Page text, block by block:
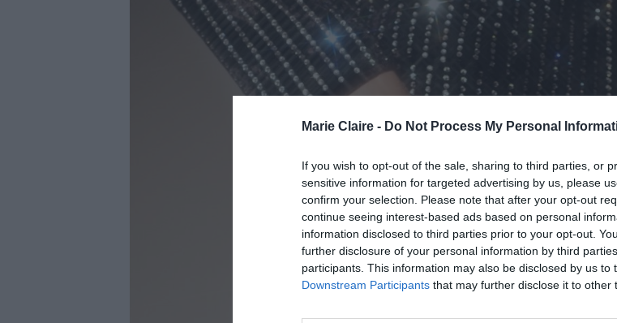
Marie Claire - Do Not Process My Personal
If you wish to opt-out of the sale, sharing to third parties, or
sensitive information for targeted advertising by us, please
confirm your selection. Please note that after your opt-out
continue seeing interest-based ads based on personal
information disclosed to third parties prior to your opt-out.
further disclosure of your personal information by third
participants. This information may also be disclosed by us to
Downstream Participants that may further disclose it to other